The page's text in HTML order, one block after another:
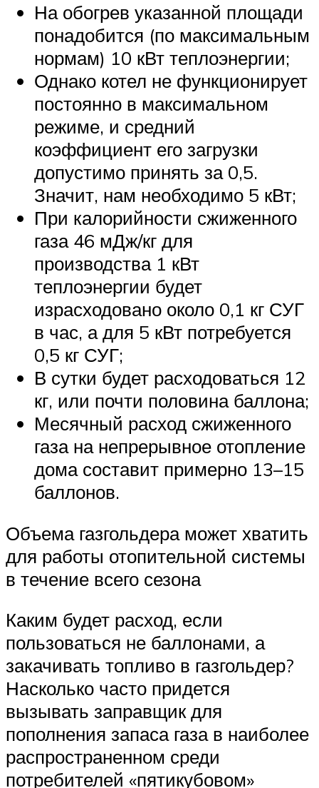
На обогрев указанной площади
понадобится (по максимальным
нормам) 10 кВт теплоэнергии;
Однако котел не функционирует
постоянно в максимальном
режиме, и средний
коэффициент его загрузки
допустимо принять за 0,5.
Значит, нам необходимо 5 кВт;
При калорийности сжиженного
газа 46 мДж/кг для
производства 1 кВт
теплоэнергии будет
израсходовано около 0,1 кг СУГ
в час, а для 5 кВт потребуется
0,5 кг СУГ;
В сутки будет расходоваться 12
кг, или почти половина баллона;
Месячный расход сжиженного
газа на непрерывное отопление
дома составит примерно 13–15
баллонов.
Объема газгольдера может хватить
для работы отопительной системы
в течение всего сезона
Каким будет расход, если
пользоваться не баллонами, а
закачивать топливо в газгольдер?
Насколько часто придется
вызывать заправщик для
пополнения запаса газа в наиболее
распространенном среди
потребителей «пятикубовом»